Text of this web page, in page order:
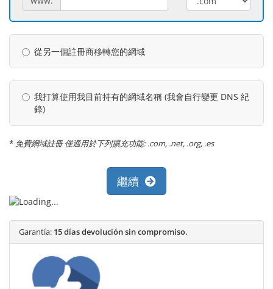
從另一個註冊商移轉您的網域
我打算使用我目前持有的網域名稱 (我會自行變更 DNS 紀
錄)
* 免費網域註冊 僅適用於下列擴充功能: .com, .net, .org, .es
繼續
Garantía: 15 días devolución sin compromiso.